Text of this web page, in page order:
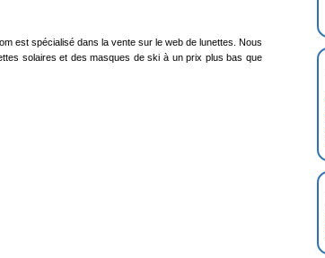
est spécialisé dans la vente sur le web de lunettes. Nous
solaires et des masques de ski à un prix plus bas que